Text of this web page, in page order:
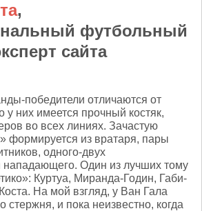
,
футбольный
сайта
победители отличаются от
у них имеется прочный костяк,
во всех линиях. Зачастую
формируется из вратаря, пары
одного-двух
нападающего. Один из лучших тому
Куртуа, Миранда-Годин, Габи-
На мой взгляд, у Ван Гала
стержня, и пока неизвестно, когда